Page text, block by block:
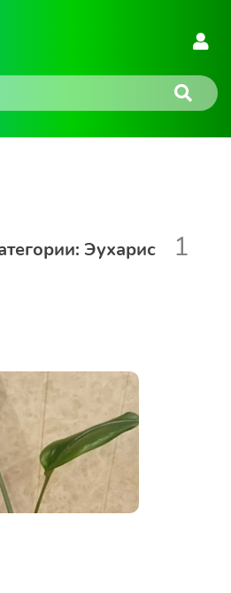
Эухарис 1